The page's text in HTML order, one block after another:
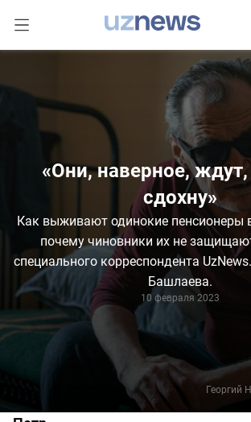
«Они, наверное, ждут,
сдохну»
Как выживают одинокие пенсионеры
почему чиновники их не
специального корреспондента
Башлаева.
10 февраля 2023
Георгий